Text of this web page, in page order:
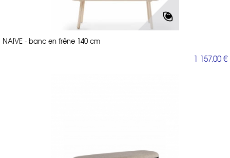
NAIVE - banc en frêne 140 cm
1 157,00 €